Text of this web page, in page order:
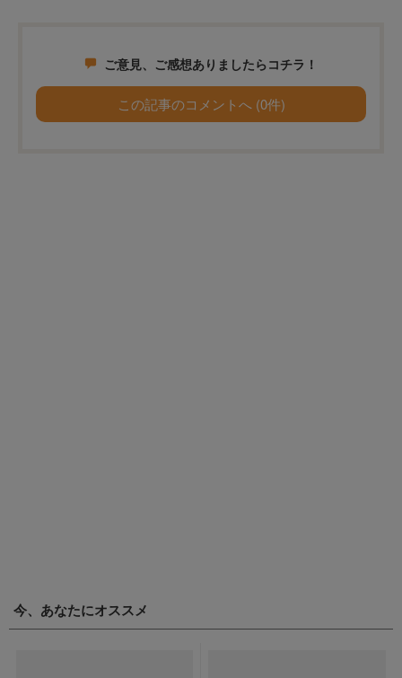
ご意見、ご感想ありましたらコチラ！
この記事のコメントへ (0件)
今、あなたにオススメ